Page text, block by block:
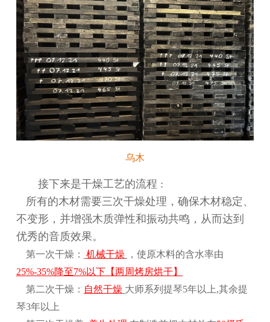
乌木
接下来是干燥工艺的流程 :
所有的木材需要三次干燥处理，确保木材稳定、
不变形，并增强木质弹性和振动共鸣，从而达到
优秀的音质效果。
第一次干燥： 机械干燥
，使原木料的含水率由
25%-35%降至7%以下【两周烤房烘干】
第二次干燥： 自然干燥 大师系列提琴5年以上,其余提
琴3年以上